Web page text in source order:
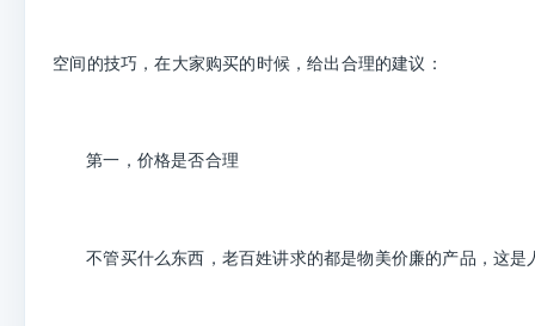
空间 的技巧，在大家购买的时候，给出合理的建议：
第一， 价格是否合理
不管买什么东西，老百姓讲求的都是物美价廉的产品，这是